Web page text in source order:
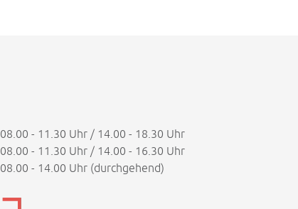
08.00 - 11.30 Uhr / 14.00 - 18.30 Uhr
08.00 - 11.30 Uhr / 14.00 - 16.30 Uhr
08.00 - 14.00 Uhr (durchgehend)